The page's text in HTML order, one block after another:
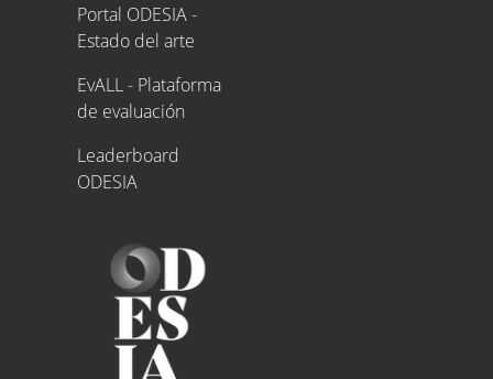
Portal ODESIA -
Estado del arte
EvALL - Plataforma
de evaluación
Leaderboard
ODESIA